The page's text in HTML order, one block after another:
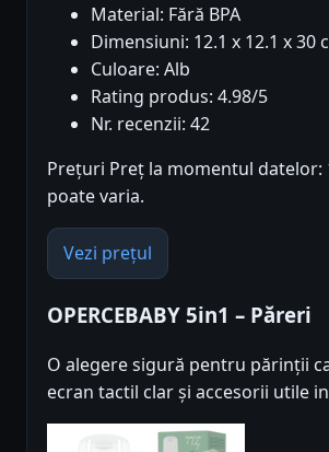
Material: Fără BPA
Dimensiuni: 12.1 x 12.1 x 30
Culoare: Alb
Rating produs: 4.98/5
Nr. recenzii: 42
Prețuri Preț la momentul datelor:
poate varia.
Vezi prețul
OPERCEBABY 5in1 – Păreri
O alegere sigură pentru părinții
ecran tactil clar și accesorii utile